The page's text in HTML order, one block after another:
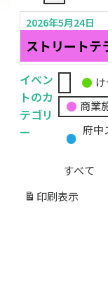
2026年5月24日
ストリートテ
イベン
トのカ
テゴリ
ー
無
題
カ
ゴ
リ
商業
府中
すべて
印刷 表示